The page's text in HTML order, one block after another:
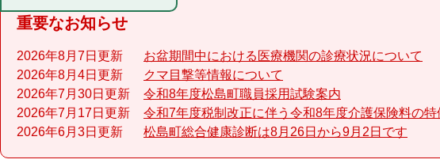
重要なお知らせ
2026年8月7日更新
お盆期間中における医療機関の診療状況について
2026年8月4日更新
クマ目撃等情報について
2026年7月30日更新
令和8年度松島町職員採用試験案内
2026年7月17日更新
令和7年度税制改正に伴う令和8年度介護保険料の特
2026年6月3日更新
松島町総合健康診断は8月26日から9月2日です